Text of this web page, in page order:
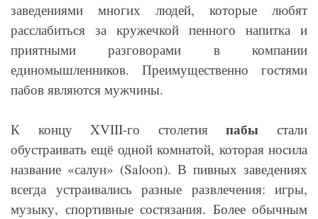
заведениями многих людей, которые любят
расслабиться за кружечкой пенного напитка и
приятными разговорами в компании
единомышленников. Преимущественно гостями
пабов являются мужчины.
К концу XVIII-го столетияпабы стали
обустраивать ещё одной комнатой, которая носила
название «салун» (Saloon). В пивных заведениях
всегда устраивались разные развлечения: игры,
музыку, спортивные состязания. Более обычным